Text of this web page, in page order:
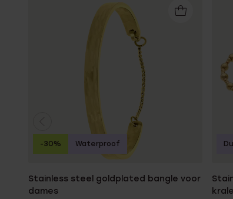
Stainless steel goldplated bangle voor
dames
-30% Waterproof